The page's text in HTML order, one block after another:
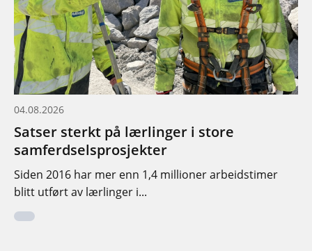
04.08.2026
Satser sterkt på lærlinger i store
samferdselsprosjekter
Siden 2016 har mer enn 1,4 millioner arbeidstimer
blitt utført av lærlinger i...